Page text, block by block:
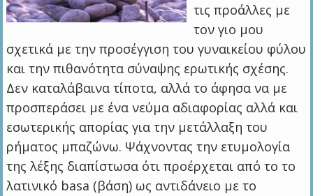
τις προάλλες με
τον γιο μου
σχετικά με την προσέγγιση του γυναικείου φύλου
και την πιθανότητα σύναψης ερωτικής σχέσης.
Δεν καταλάβαινα τίποτα, αλλά το άφησα να με
προσπεράσει με ένα νεύμα αδιαφορίας αλλά και
εσωτερικής απορίας για την μετάλλαξη του
ρήματος μπαζώνω. Ψάχνοντας την ετυμολογία
της λέξης διαπίστωσα ότι προέρχεται από το το
λατινικό basa (βάση) ως αντιδάνειο με το